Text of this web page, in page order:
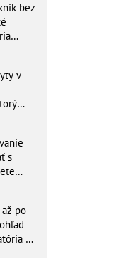
bez
v
s
po
na